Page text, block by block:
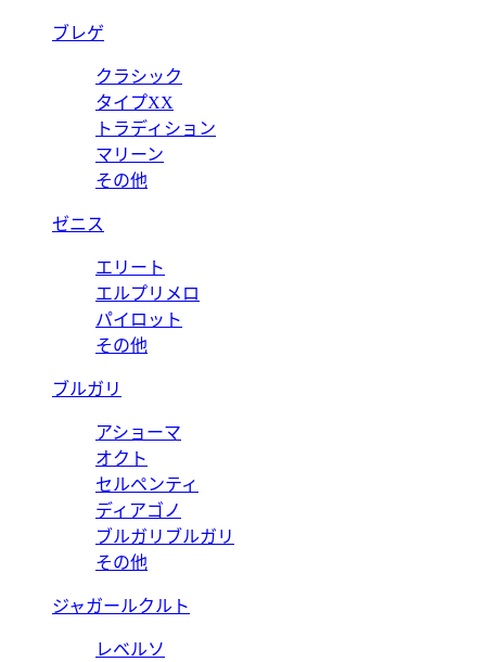
ブレゲ
クラシック
タイプXX
トラディション
マリーン
その他
ゼニス
エリート
エルプリメロ
パイロット
その他
ブルガリ
アショーマ
オクト
セルペンティ
ディアゴノ
ブルガリブルガリ
その他
ジャガールクルト
レベルソ